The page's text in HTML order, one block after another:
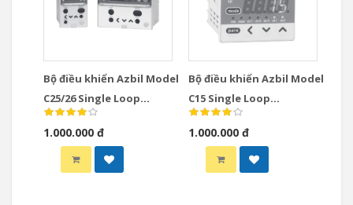
Bộ điều khiển Azbil Model
C25/26 Single Loop
Controllers
1.000.000 đ
Bộ điều khiển Azbil Model
C15 Single Loop
Controllers
1.000.000 đ